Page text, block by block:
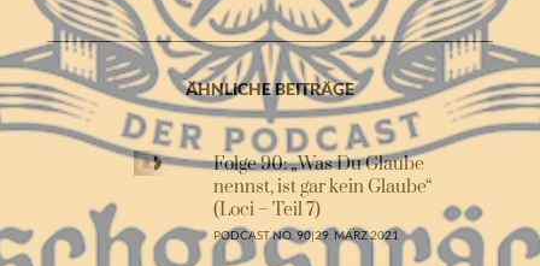
ÄHNLICHE BEITRÄGE
Folge 90: „Was Du Glaube
nennst, ist gar kein Glaube“
(Loci – Teil 7)
PODCAST NO. 90|29. MÄRZ 2021